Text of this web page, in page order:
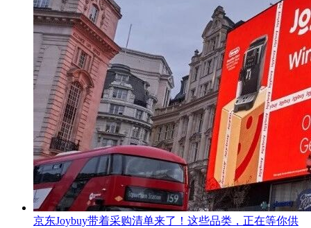
京东Joybuy带着采购清单来了！这些品类，正在等你供